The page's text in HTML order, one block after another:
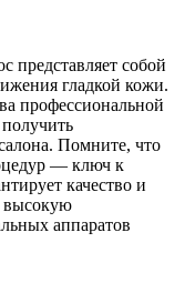
представляет собой
гладкой кожи.
профессиональной
Помните, что
— ключ к
качество и
высокую
аппаратов